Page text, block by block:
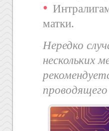
матки.
Нередко
нескольких